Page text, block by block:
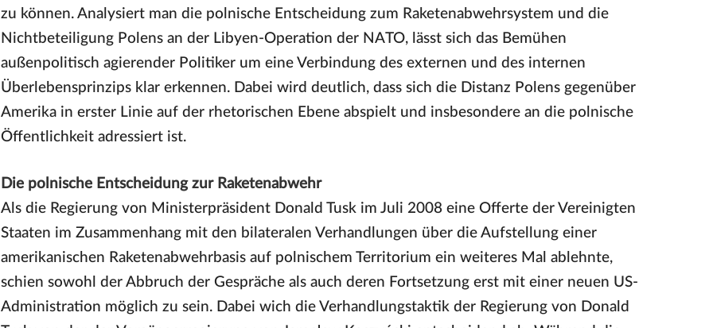
zu können. Analysiert man die polnische Entscheidung zum Raketenabwehrsystem und die
Nichtbeteiligung Polens an der Libyen-Operation der NATO, lässt sich das Bemühen
außenpolitisch agierender Politiker um eine Verbindung des externen und des internen
Überlebensprinzips klar erkennen. Dabei wird deutlich, dass sich die Distanz Polens gegenüber
Amerika in erster Linie auf der rhetorischen Ebene abspielt und insbesondere an die polnische
Öffentlichkeit adressiert ist.
Die polnische Entscheidung zur Raketenabwehr
Als die Regierung von Ministerpräsident Donald Tusk im Juli 2008 eine Offerte der Vereinigten
Staaten im Zusammenhang mit den bilateralen Verhandlungen über die Aufstellung einer
amerikanischen Raketenabwehrbasis auf polnischem Territorium ein weiteres Mal ablehnte,
schien sowohl der Abbruch der Gespräche als auch deren Fortsetzung erst mit einer neuen US-
Administration möglich zu sein. Dabei wich die Verhandlungstaktik der Regierung von Donald